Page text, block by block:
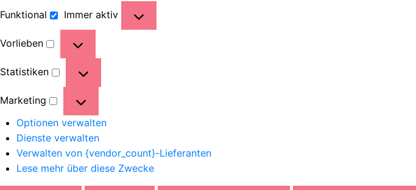
Funktional
Immer aktiv
Vorlieben
Statistiken
Marketing
Optionen verwalten
Dienste verwalten
Verwalten von {vendor_count}-Lieferanten
Lese mehr über diese Zwecke